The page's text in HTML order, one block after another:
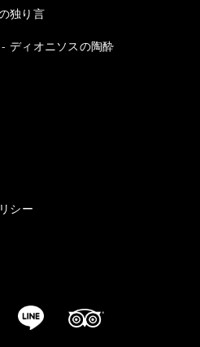
独り言
ディオニソスの陶酔
シー